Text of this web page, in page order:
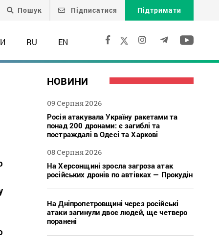
Пошук Підписатися Підтримати
RU EN
НОВИНИ
09 Серпня 2026
Росія атакувала Україну ракетами та
понад 200 дронами: є загиблі та
постраждалі в Одесі та Харкові
08 Серпня 2026
На Херсонщині зросла загроза атак
російських дронів по автівках — Прокудін
На Дніпропетровщині через російські
атаки загинули двоє людей, ще четверо
поранені